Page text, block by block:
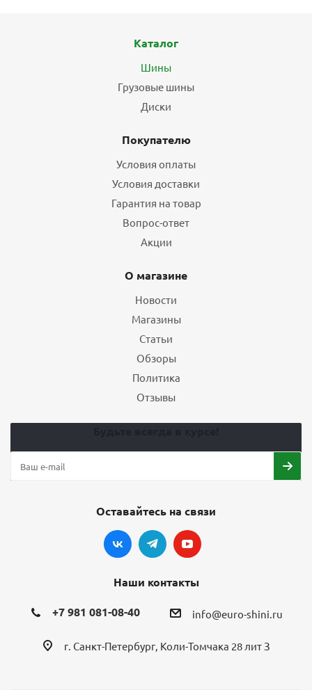
Каталог
Шины
Грузовые шины
Диски
Покупателю
Условия оплаты
Условия доставки
Гарантия на товар
Вопрос-ответ
Акции
О магазине
Новости
Магазины
Статьи
Обзоры
Политика
Отзывы
Оставайтесь на связи
Наши контакты
+7 981 081-08-40 info@euro-shini.ru
г. Санкт-Петербург, Коли-Томчака 28 лит З